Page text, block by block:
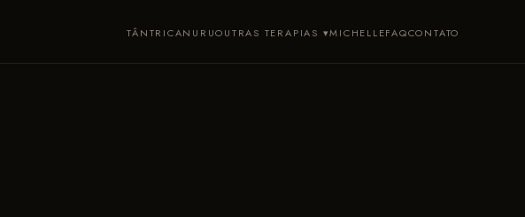
TÂNTRICANURUOUTRAS TERAPIAS ▾MICHELLEFAQCONTATO